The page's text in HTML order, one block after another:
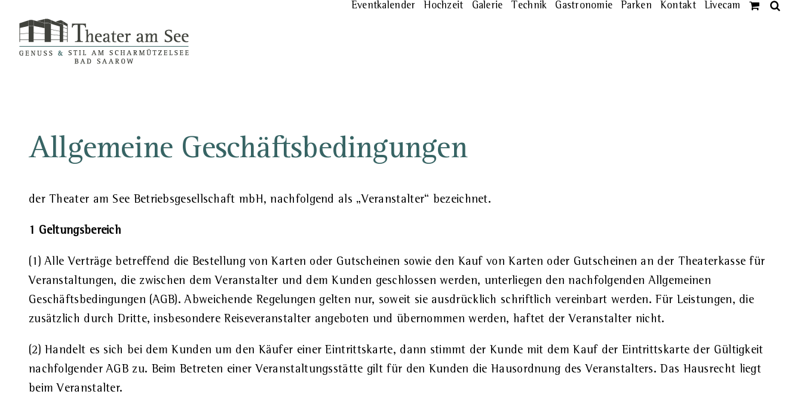
content
Eventkalender Hochzeit Galerie Technik Gastronomie Parken Kontakt Livecam
Allgemeine Geschäftsbedingungen
der Theater am See Betriebsgesellschaft mbH, nachfolgend als „Veranstalter“ bezeichnet.
1 Geltungsbereich
(1) Alle Verträge betreffend die Bestellung von Karten oder Gutscheinen sowie den Kauf von Karten oder Gutscheinen an der Theaterkasse für
Veranstaltungen, die zwischen dem Veranstalter und dem Kunden geschlossen werden, unterliegen den nachfolgenden Allgemeinen
Geschäftsbedingungen (AGB). Abweichende Regelungen gelten nur, soweit sie ausdrücklich schriftlich vereinbart werden. Für Leistungen, die
zusätzlich durch Dritte, insbesondere Reiseveranstalter angeboten und übernommen werden, haftet der Veranstalter nicht.
(2) Handelt es sich bei dem Kunden um den Käufer einer Eintrittskarte, dann stimmt der Kunde mit dem Kauf der Eintrittskarte der Gültigkeit
nachfolgender AGB zu. Beim Betreten einer Veranstaltungsstätte gilt für den Kunden die Hausordnung des Veranstalters. Das Hausrecht liegt
beim Veranstalter.